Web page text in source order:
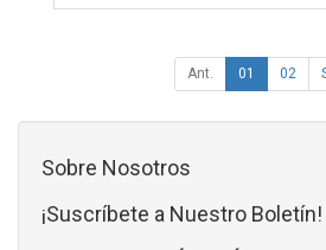
Ant. 01 02
Sobre Nosotros
¡Suscríbete a Nuestro Boletín!